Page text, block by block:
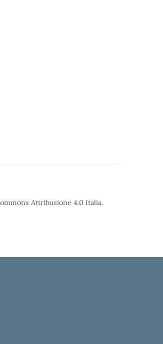
Attribuzione 4.0 Italia.